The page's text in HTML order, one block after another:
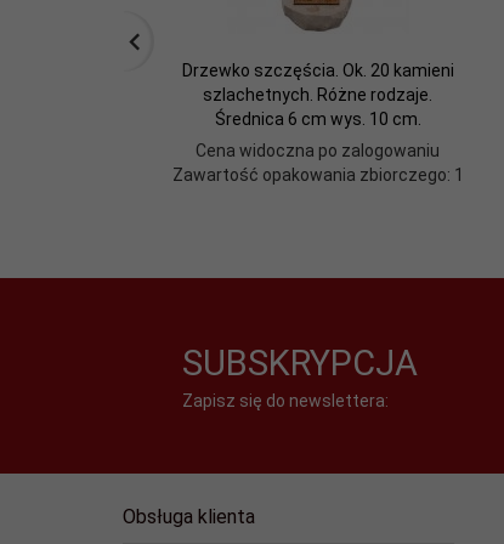
Drzewko szczęścia. Ok. 20 kamieni
szlachetnych. Różne rodzaje.
Średnica 6 cm wys. 10 cm.
Cena widoczna po zalogowaniu
Zawartość opakowania zbiorczego: 1
SUBSKRYPCJA
Zapisz się do newslettera:
Obsługa klienta